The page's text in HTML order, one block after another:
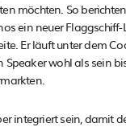
möchten. So
ein neuer
Er läuft unter dem
Speaker wohl als sein
integriert sein, damit